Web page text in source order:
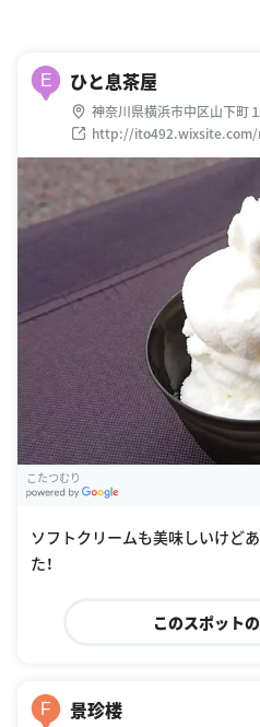
E ひと息茶屋
神奈川県横浜市中区山下町
http://
こたつむり
ソフトクリームも美味しいけど
た！
このスポット
F 景珍楼